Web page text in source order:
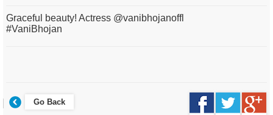
Graceful beauty! Actress @vanibhojanoffl
#VaniBhojan
Go Back